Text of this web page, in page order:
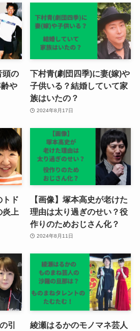
頭の
や
下村青(劇団四季)に妻(嫁)や
子供いる？結婚していて家
族はいたの？
2024年8月17日
トド
炎上
【画像】塚本高史が老けた
理由は太り過ぎのせい？役
作りのためおじさん化？
2024年8月11日
引
綾瀬はるかのモノマネ芸人